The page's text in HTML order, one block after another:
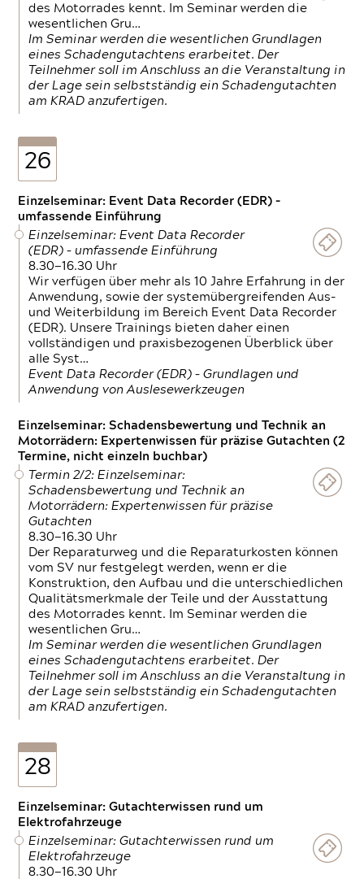
des Motorrades kennt. Im Seminar werden die
wesentlichen Gru…
Im Seminar werden die wesentlichen Grundlagen
eines Schadengutachtens erarbeitet. Der
Teilnehmer soll im Anschluss an die Veranstaltung in
der Lage sein selbstständig ein Schadengutachten
am KRAD anzufertigen.
26
Einzelseminar: Event Data Recorder (EDR) –
umfassende Einführung
Einzelseminar: Event Data Recorder
(EDR) – umfassende Einführung
8.30—16.30 Uhr
Wir verfügen über mehr als 10 Jahre Erfahrung in der
Anwendung, sowie der systemübergreifenden Aus-
und Weiterbildung im Bereich Event Data Recorder
(EDR). Unsere Trainings bieten daher einen
vollständigen und praxisbezogenen Überblick über
alle Syst…
Event Data Recorder (EDR) – Grundlagen und
Anwendung von Auslesewerkzeugen
Einzelseminar: Schadensbewertung und Technik an
Motorrädern: Expertenwissen für präzise Gutachten (2
Termine, nicht einzeln buchbar)
Termin 2/2: Einzelseminar:
Schadensbewertung und Technik an
Motorrädern: Expertenwissen für präzise
Gutachten
8.30—16.30 Uhr
Der Reparaturweg und die Reparaturkosten können
vom SV nur festgelegt werden, wenn er die
Konstruktion, den Aufbau und die unterschiedlichen
Qualitätsmerkmale der Teile und der Ausstattung
des Motorrades kennt. Im Seminar werden die
wesentlichen Gru…
Im Seminar werden die wesentlichen Grundlagen
eines Schadengutachtens erarbeitet. Der
Teilnehmer soll im Anschluss an die Veranstaltung in
der Lage sein selbstständig ein Schadengutachten
am KRAD anzufertigen.
28
Einzelseminar: Gutachterwissen rund um
Elektrofahrzeuge
Einzelseminar: Gutachterwissen rund um
Elektrofahrzeuge
8.30—16.30 Uhr